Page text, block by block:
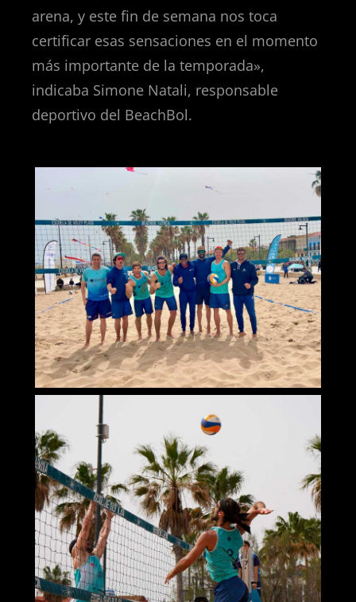
arena, y este fin de semana nos toca
certificar esas sensaciones en el momento
más importante de la temporada»,
indicaba Simone Natali, responsable
deportivo del BeachBol.